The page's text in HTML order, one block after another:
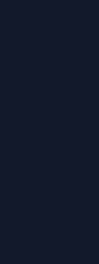
Ich bestätige,
meine